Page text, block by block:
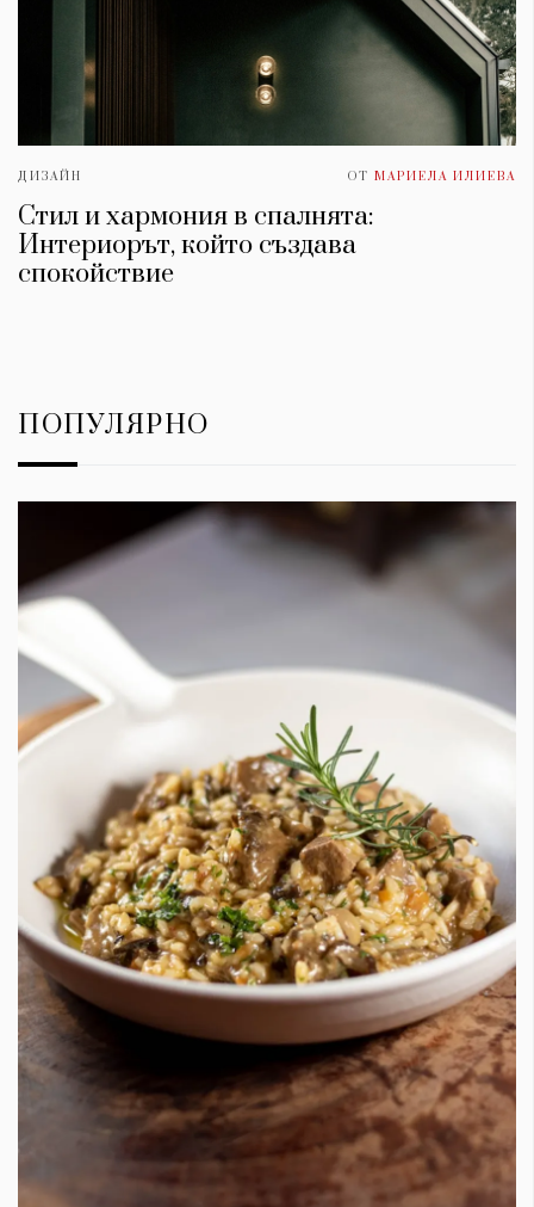
ДИЗАЙН ОТ МАРИЕЛА ИЛИЕВА
Стил и хармония в спалнята:
Интериорът, който създава
спокойствие
ПОПУЛЯРНО
КАТЕГОРИИ
Wine&Dine
Подкасти
Dialogue
Изкуство
ЗА НАС
Условия за
ползване
За нас
Реклама
Политика за